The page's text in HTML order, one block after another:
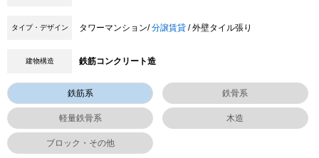
タイプ・デザイン タワーマンション/分譲賃貸 / 外壁タイル張り
建物構造 鉄筋コンクリート造
鉄筋系 鉄骨系
軽量鉄骨系 木造
ブロック・その他